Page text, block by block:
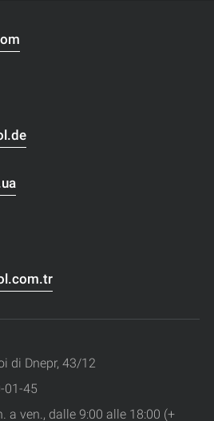
di Dnepr, 43/12
01-45
a ven., dalle 9:00 alle 18:00 (+